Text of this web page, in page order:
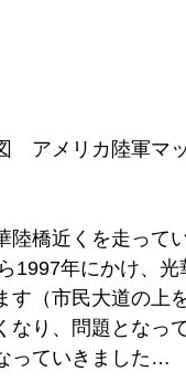
　アメリカ陸軍マ
陸橋近くを走って
1997年にかけ、
す（市民大道の上
なり、問題となっ
っていきました…